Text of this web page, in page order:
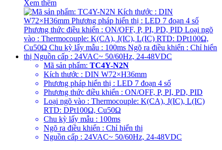
Xem thêm
Mã sản phẩm: TC4Y-N2N
Kích thước : DIN W72×H36mm
Phương pháp hiển thị : LED 7 đoạn 4 số
Phương thức điều khiển : ON/OFF, P, PI, PD, PID
Loại ngõ vào : Thermocouple: K(CA), J(IC), L(IC)
RTD: DPt100Ω, Cu50Ω
Chu kỳ lấy mẫu : 100ms
Ngõ ra điều khiển : Chỉ hiển thị
Nguồn cấp : 24VAC~ 50/60Hz, 24-48VDC